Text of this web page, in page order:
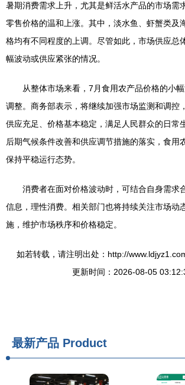
暑期消费需求上升，尤其是鲜活水产品的市场需
零售价格的温和上涨。其中，淡水鱼、虾蟹类及
格均有不同程度的上调。尽管如此，市场供应总
幅波动或供应紧张的情况。
从整体市场来看，7月食用农产品价格的小
调整。商务部表示，将继续加强市场监测和调控
供应充足、价格基本稳定，满足人民群众的日常
后期气候条件改善和供应调节措施的落实，食用
保持平稳运行态势。
消费者在面对价格波动时，可结合自身需求
信息，理性消费。相关部门也将持续关注市场动
施，维护市场秩序和价格稳定。
如若转载，请注明出处：http://
更新时间：2026-08-05
最新产品 Product